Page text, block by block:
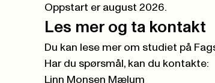
Oppstart er august 2026.
Les mer og ta kontakt
Du kan lese mer om studiet på
Har du spørsmål, kan du kontakte:
Linn Monsen Mælum